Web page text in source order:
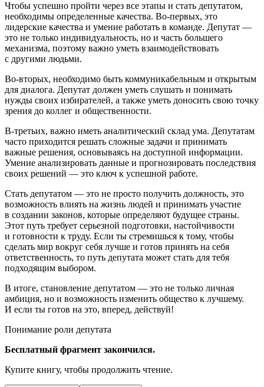
Чтобы успешно пройти через все этапы и стать депутатом,
необходимы определенные качества. Во-первых, это
лидерские качества и умение работать в команде. Депутат —
это не только индивидуальность, но и часть большего
механизма, поэтому важно уметь взаимодействовать
с другими людьми.
Во-вторых, необходимо быть коммуникабельным и открытым
для диалога. Депутат должен уметь слушать и понимать
нужды своих избирателей, а также уметь доносить свою точку
зрения до коллег и общественности.
В-третьих, важно иметь аналитический склад ума. Депутатам
часто приходится решать сложные задачи и принимать
важные решения, основываясь на доступной информации.
Умение анализировать данные и прогнозировать последствия
своих решений — это ключ к успешной работе.
Стать депутатом — это не просто получить должность, это
возможность влиять на жизнь людей и принимать участие
в создании законов, которые определяют будущее страны.
Этот путь требует серьезной подготовки, настойчивости
и готовности к труду. Если ты стремишься к тому, чтобы
сделать мир вокруг себя лучше и готов принять на себя
ответственность, то путь депутата может стать для тебя
подходящим выбором.
В итоге, становление депутатом — это не только личная
амбиция, но и возможность изменить общество к лучшему.
И если ты готов на это, вперед, действуй!
Понимание роли депутата
Бесплатный фрагмент закончился.
Купите книгу, чтобы продолжить чтение.